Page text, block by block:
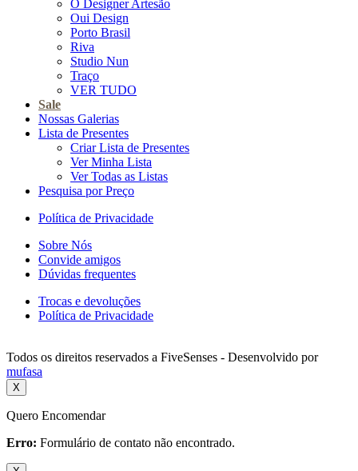
O Designer Artesão
Oui Design
Porto Brasil
Riva
Studio Nun
Traço
VER TUDO
Sale
Nossas Galerias
Lista de Presentes
Criar Lista de Presentes
Ver Minha Lista
Ver Todas as Listas
Pesquisa por Preço
Política de Privacidade
Sobre Nós
Convide amigos
Dúvidas frequentes
Trocas e devoluções
Política de Privacidade
Todos os direitos reservados a FiveSenses - Desenvolvido por
mufasa
X
Quero Encomendar
Erro: Formulário de contato não encontrado.